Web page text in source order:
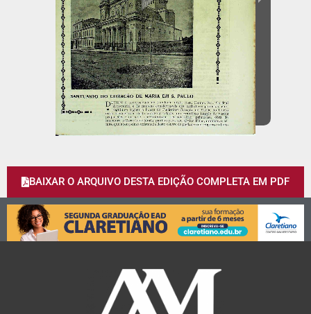
BAIXAR O ARQUIVO DESTA EDIÇÃO COMPLETA EM PDF